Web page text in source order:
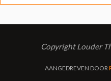
Copyright Louder
AANGEDREVEN DOOR